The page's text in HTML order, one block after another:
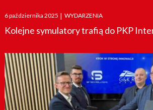
Posted
on
6 października 2025 | WYDARZENIA
Kolejne symulatory trafią do PKP